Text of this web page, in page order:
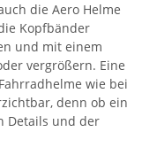
die Aero Helme
Kopfbänder
und mit einem
vergrößern. Eine
wie bei
denn ob ein
Details und der